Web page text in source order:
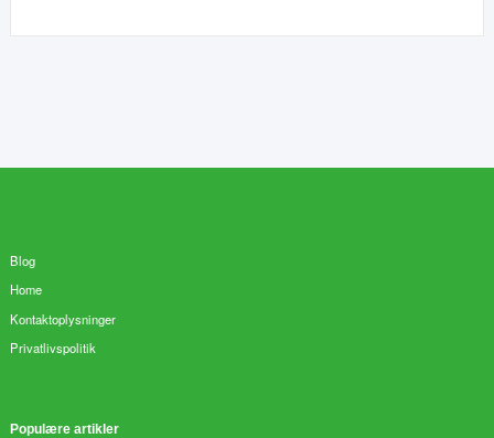
Blog
Home
Kontaktoplysninger
Privatlivspolitik
Populære artikler